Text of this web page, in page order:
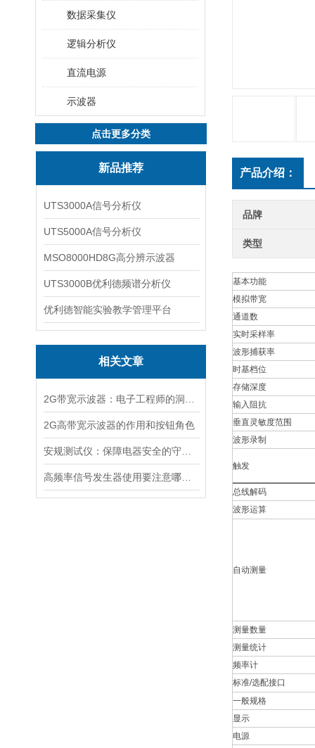
数据采集仪
逻辑分析仪
直流电源
示波器
点击更多分类
新品推荐
UTS3000A信号分析仪
UTS5000A信号分析仪
MSO8000HD8G高分辨示波器
UTS3000B优利德频谱分析仪
优利德智能实验教学管理平台
相关文章
2G高带宽示波器的作用和按钮角色
产品介绍：
品牌
类型
基本功能
模拟带宽
通道数
实时采样率
波形捕获率
时基档位
存储深度
输入阻抗
垂直灵敏度范围
波形录制
触发
总线解码
波形运算
自动测量
测量数量
测量统计
频率计
标准/选配接口
一般规格
显示
电源